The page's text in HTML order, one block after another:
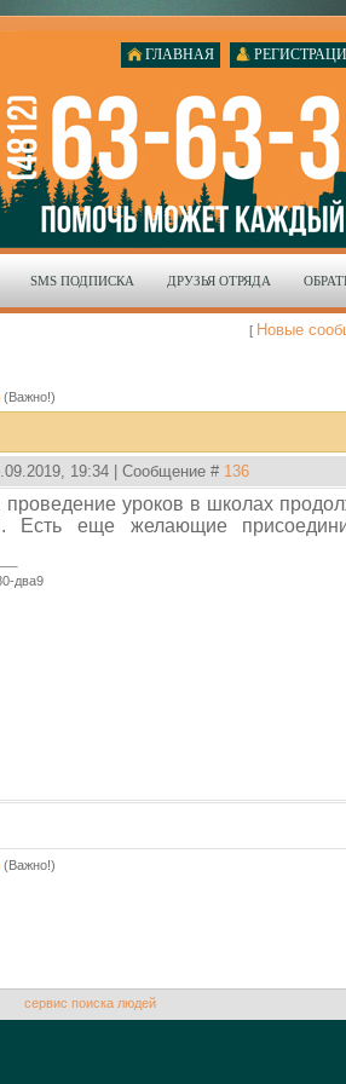
ГЛАВНАЯ
SMS ПОДПИСКА ДРУЗЬЯ ОТРЯДА
[ Новые
(Важно!)
19:34 | Сообщение # 136
проведение уроков в школах
Есть еще желающие
два9
(Важно!)
сервис поиска людей